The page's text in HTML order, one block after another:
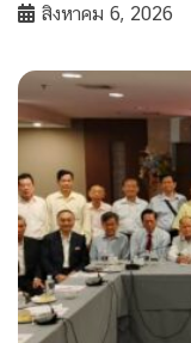
สิงหาคม 6, 2026